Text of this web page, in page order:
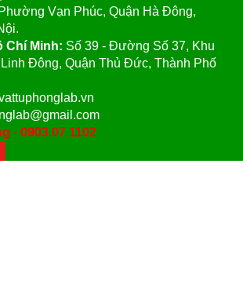
Vạn Phúc, Quận Hà Đông,
Chí Minh: Số 39 - Đường Số 37, Khu
Đông, Quận Thủ Đức, Thành Phố
- 0903.07.1102